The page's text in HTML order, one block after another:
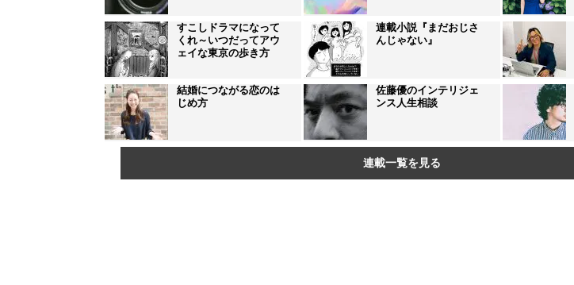
すこしドラマになって
くれ～いつだってアウ
ェイな東京の歩き方
連載小説『まだおじさ
んじゃない』
結婚につながる恋のは
じめ方
佐藤優のインテリジェ
ンス人生相談
連載一覧を見る